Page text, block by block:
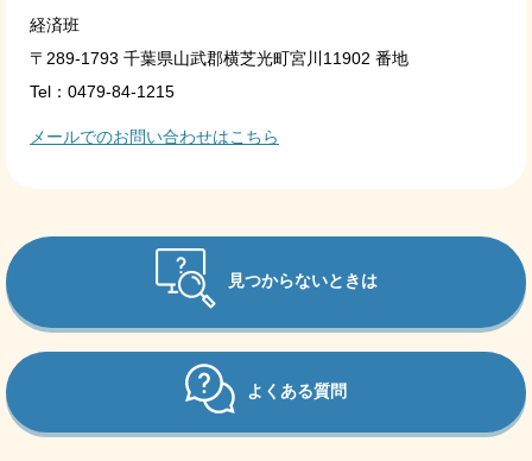
経済班
〒289-1793 千葉県山武郡横芝光町宮川11902 番地
Tel：0479-84-1215
メールでのお問い合わせはこちら
見つからないときは
よくある質問